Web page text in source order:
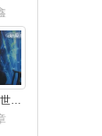
2024年9月28日象棋世界栏目，刘君、蒋川讲解了第九届杨官璘杯象棋公开赛孟繁睿与许文章的对局